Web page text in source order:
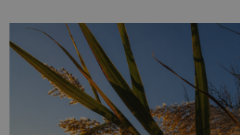
hřebeny, projet se na koloběžce a
poznáváním památek ve Velkých
termálním